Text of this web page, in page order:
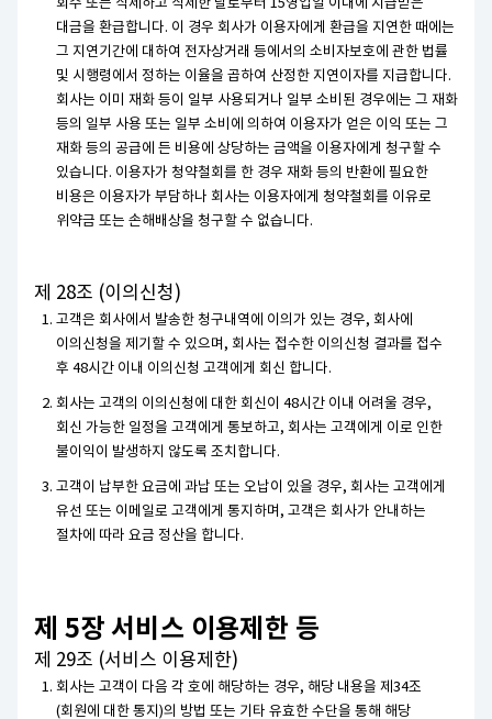
회수 또는 삭제하고 삭제한 날로부터 15영업일 이내에 지급받은
대금을 환급합니다. 이 경우 회사가 이용자에게 환급을 지연한 때에는
그 지연기간에 대하여 전자상거래 등에서의 소비자보호에 관한 법률
및 시행령에서 정하는 이율을 곱하여 산정한 지연이자를 지급합니다.
회사는 이미 재화 등이 일부 사용되거나 일부 소비된 경우에는 그 재화
등의 일부 사용 또는 일부 소비에 의하여 이용자가 얻은 이익 또는 그
재화 등의 공급에 든 비용에 상당하는 금액을 이용자에게 청구할 수
있습니다. 이용자가 청약철회를 한 경우 재화 등의 반환에 필요한
비용은 이용자가 부담하나 회사는 이용자에게 청약철회를 이유로
위약금 또는 손해배상을 청구할 수 없습니다.
제 28조 (이의신청)
고객은 회사에서 발송한 청구내역에 이의가 있는 경우, 회사에
이의신청을 제기할 수 있으며, 회사는 접수한 이의신청 결과를 접수
후 48시간 이내 이의신청 고객에게 회신 합니다.
회사는 고객의 이의신청에 대한 회신이 48시간 이내 어려울 경우,
회신 가능한 일정을 고객에게 통보하고, 회사는 고객에게 이로 인한
불이익이 발생하지 않도록 조치합니다.
고객이 납부한 요금에 과납 또는 오납이 있을 경우, 회사는 고객에게
유선 또는 이메일로 고객에게 통지하며, 고객은 회사가 안내하는
절차에 따라 요금 정산을 합니다.
제 5장 서비스 이용제한 등
제 29조 (서비스 이용제한)
회사는 고객이 다음 각 호에 해당하는 경우, 해당 내용을 제34조
(회원에 대한 통지)의 방법 또는 기타 유효한 수단을 통해 해당